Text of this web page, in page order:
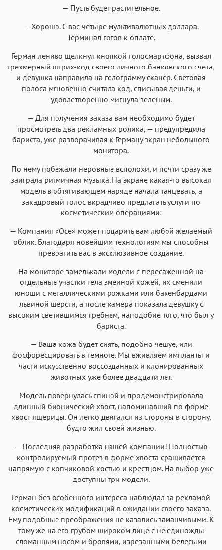
— Пусть будет растительное.
— Хорошо. С вас четыре мультивалютных доллара.
Терминал готов к оплате.
Герман лениво щелкнул кнопкой голосмартфона, вызвал
трехмерный штрих-код своего личного банковского счета,
и девушка направила на голограмму сканер. Световая
полоса мгновенно считала код, списывая деньги, и
удовлетворенно мигнула зеленым.
— Для получения заказа вам необходимо будет
просмотреть два рекламных ролика, — предупредила
бариста, уже разворачивая к Герману экран небольшого
монитора.
По нему побежали неровные всполохи, и почти сразу же
заиграла ритмичная музыка. На экране какая-то высокая
модель в обтягивающем наряде начала танцевать, а
закадровый голос вкрадчиво предлагать услуги по
косметическим операциями:
— Компания «Осе» может подарить вам любой желаемый
облик. Благодаря новейшим технологиям мы способны
превратить вас в эксклюзивное создание.
На мониторе замелькали модели с пересаженной на
отдельные участки тела змеиной кожей, их сменили
юноши с металлическими рожками или бакенбардами
львиной шерсти, а после камера показала девушку с
высоким светившимся гребнем, наподобие того, что был у
бариста.
— Ваша кожа будет сиять, подобно чешуе, или
фосфоресцировать в темноте. Мы вживляем импланты и
части искусственно воссозданных и клонированных
животных уже более двадцати лет.
Модель повернулась спиной и продемонстрировала
длинный бионический хвост, напоминавший по форме
хвост ящерицы. Он легко двигался из стороны в сторону,
будто жил своей жизнью.
— Последняя разработка нашей компании! Полностью
контролируемый протез в форме хвоста сращивается
напрямую с копчиковой костью и крестцом. На выбор уже
доступны три модели.
Герман без особенного интереса наблюдал за рекламой
косметических модификаций в ожидании своего заказа.
Ему подобные преображения не казались заманчивыми. К
тому же на его грубом широком лице с не единожды
сломанным носом и бровями, изрезанными белесыми